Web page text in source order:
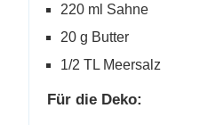
220 ml Sahne
20 g Butter
1/2 TL Meersalz
Für die Deko: